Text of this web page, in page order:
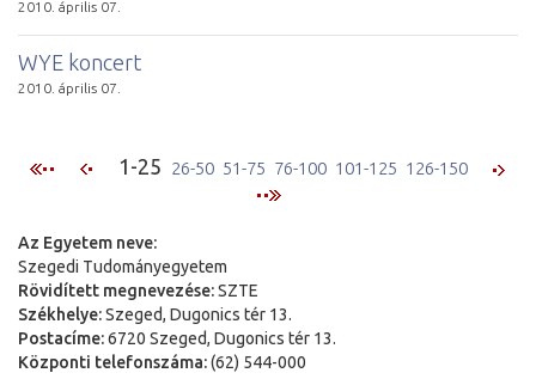
2010. április 07.
WYE koncert
2010. április 07.
1-25 26-50 51-75 76-100 101-125 126-150
Az Egyetem neve:
Szegedi Tudományegyetem
Rövidített megnevezése:SZTE
Székhelye:Szeged, Dugonics tér 13.
Postacíme:6720 Szeged, Dugonics tér 13.
Központi telefonszáma:(62) 544-000